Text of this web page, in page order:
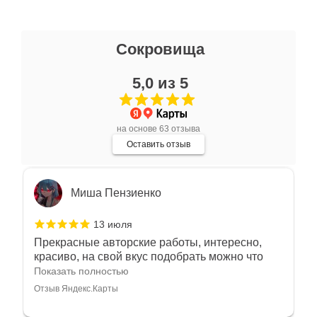
Сокровища
5,0 из 5
на основе 63 отзыва
Оставить отзыв
Очень большой выбор украшений! Каждое -
индивидуально и завораживает своей
красотой! Трудно не купить всё! Спасибо!
Отзыв Яндекс.Карты
Миша Пензиенко
13 июля
Прекрасные авторские работы, интересно,
красиво, на свой вкус подобрать можно что
угодно
Показать полностью
Отзыв Яндекс.Карты